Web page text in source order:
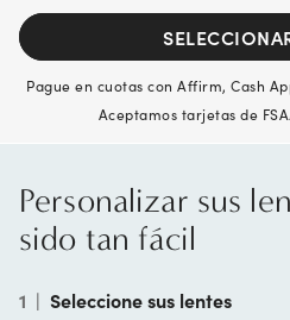
Pague en cuotas con Affirm, Cash
Aceptamos tarjetas de
Personalizar sus
sido tan fácil
1 | Seleccione sus lentes